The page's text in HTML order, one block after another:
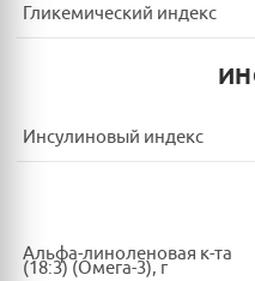
Гликемический индекс
Инсулиновый индекс
Альфа-линоленовая к-та
(18:3) (Омега-3), г